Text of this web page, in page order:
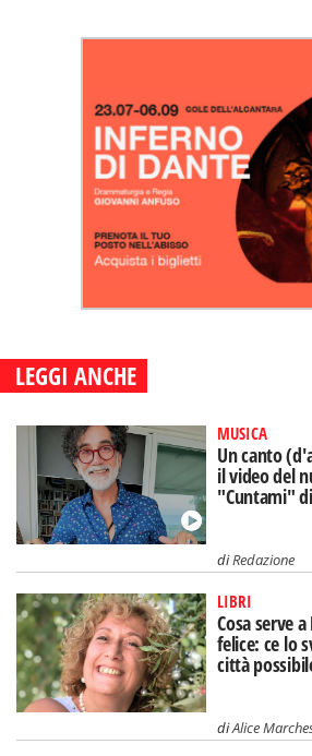
LEGGI ANCHE
MUSICA
Un canto
il video del
"Cuntami"
diRedazione
LIBRI
Cosa serve
felice: ce lo
città
diAlice